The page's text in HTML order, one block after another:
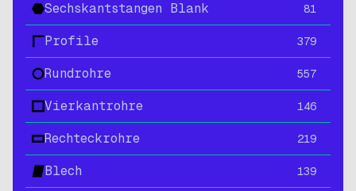
Sechskantstangen Blank 81
Profile 379
Rundrohre 557
Vierkantrohre 146
Rechteckrohre 219
Blech 139